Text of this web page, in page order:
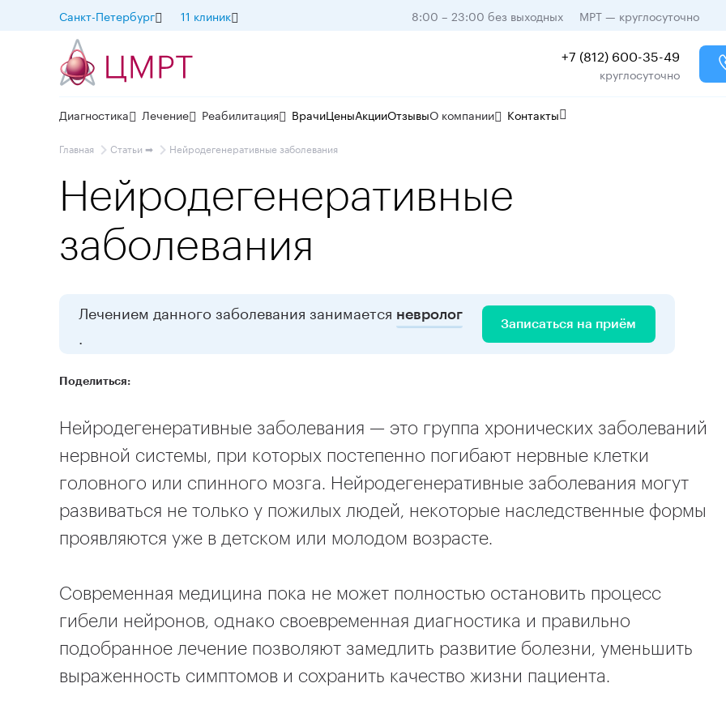
Санкт-Петербург 11 клиник 8:00 – 23:00 без выходных МРТ — круглосуточно
+7 (812) 600-35-49
круглосуточно
Диагностика Лечение Реабилитация ВрачиЦеныАкцииОтзывыО компании Контакты
Главная Статьи ➡ Нейродегенеративные заболевания
Нейродегенеративные
заболевания
Лечением данного заболевания занимается невролог
Записаться на приём
Поделиться:
Нейродегенеративные заболевания — это группа хронических заболеваний
нервной системы, при которых постепенно погибают нервные клетки
головного или спинного мозга. Нейродегенеративные заболевания могут
развиваться не только у пожилых людей, некоторые наследственные формы
проявляются уже в детском или молодом возрасте.
Современная медицина пока не может полностью остановить процесс
гибели нейронов, однако своевременная диагностика и правильно
подобранное лечение позволяют замедлить развитие болезни, уменьшить
выраженность симптомов и сохранить качество жизни пациента.